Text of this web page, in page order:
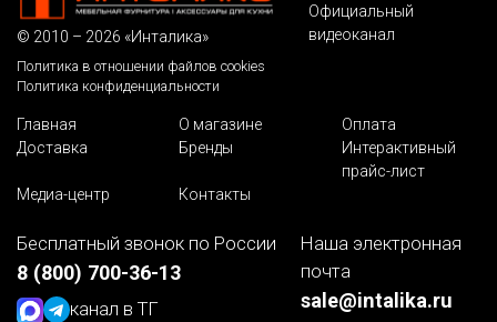
© 2010 – 2026 «Инталика»
Политика в отношении файлов cookies
Политика конфиденциальности
Официальный
видеоканал
Главная О магазине
Оплата
Доставка
Бренды
Интерактивный
прайс-лист
Медиа-центр
Контакты
Бесплатный звонок по России
8 (800) 700-36-13
канал в ТГ
Наша электронная
почта
sale@intalika.ru